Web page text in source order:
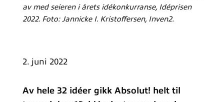
av med seieren i årets idékonkurranse, Idéprisen
2022. Foto: Jannicke I. Kristoffersen, Inven2.
2. juni 2022
Av hele 32 idéer gikk Absolut! helt til